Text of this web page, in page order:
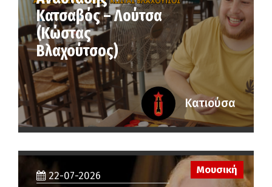
Κατσαβός – Λούτσα
(Κώστας
Βλαχούτσος)
Κατιούσα
22-07-2026
Μουσική